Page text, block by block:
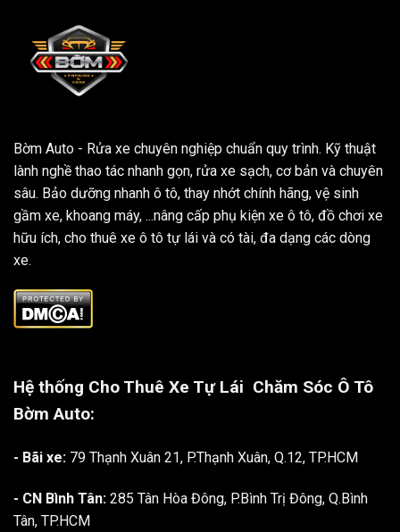
Bờm Auto - Rửa xe chuyên nghiệp chuẩn quy trình. Kỹ thuật
lành nghề thao tác nhanh gọn, rửa xe sạch, cơ bản và chuyên
sâu. Bảo dưỡng nhanh ô tô, thay nhớt chính hãng, vệ sinh
gầm xe, khoang máy, ...nâng cấp phụ kiện xe ô tô, đồ chơi xe
hữu ích, cho thuê xe ô tô tự lái và có tài, đa dạng các dòng
xe.
Hệ thống Cho Thuê Xe Tự Lái Chăm Sóc Ô Tô
Bờm Auto:
- Bãi xe: 79 Thạnh Xuân 21, P.Thạnh Xuân, Q.12, TP.HCM
- CN Bình Tân: 285 Tân Hòa Đông, P.Bình Trị Đông, Q.Bình
Tân, TP.HCM